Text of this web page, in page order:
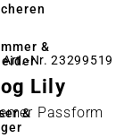
&
&
Art.-Nr. 23299519
Lily
Passform